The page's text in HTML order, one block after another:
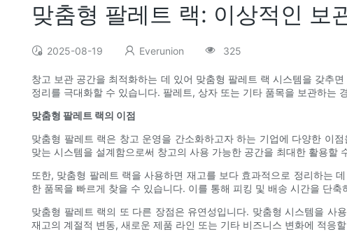
맞춤형 팔레트 랙: 이상적인 보
2025-08-19 Everunion 325
창고 보관 공간을 최적화하는 데 있어 맞춤형 팔레트 랙 시스템을 갖추
정리를 극대화할 수 있습니다. 팔레트, 상자 또는 기타 품목을 보관하는
맞춤형 팔레트 랙의 이점
맞춤형 팔레트 랙은 창고 운영을 간소화하고자 하는 기업에 다양한 이
맞는 시스템을 설계함으로써 창고의 사용 가능한 공간을 최대한 활용
또한, 맞춤형 팔레트 랙을 사용하면 재고를 보다 효과적으로 정리하는
한 품목을 빠르게 찾을 수 있습니다. 이를 통해 피킹 및 배송 시간을 단
맞춤형 팔레트 랙의 또 다른 장점은 유연성입니다. 맞춤형 시스템을 사
재고의 계절적 변동, 새로운 제품 라인 또는 기타 비즈니스 변화에 적응